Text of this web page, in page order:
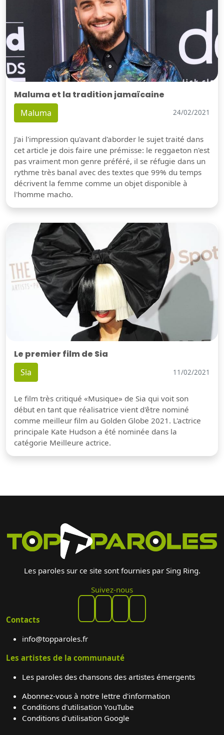
Maluma et la tradition jamaïcaine
Maluma 24/02/2021
J'ai l'impression qu'avant d'aborder le sujet traité dans
cet article je dois faire une prémisse: le reggaeton n'est
pas vraiment mon genre préféré, il se réfugie dans un
rythme très banal avec des textes que 99% du temps
décrivent la femme comme un objet disponible à
l'homme macho.
Le premier film de Sia
Sia 11/02/2021
Le film très critiqué «Musique» de Sia qui voit son
début en tant que réalisatrice vient d'être nominé
comme meilleur film au Golden Globe 2021. L'actrice
principale Kate Hudson a été nominée dans la
catégorie Meilleure actrice.
Les paroles sur ce site sont fournies par Sing Ring.
Suivez-nous
Contacts
info@topparoles.fr
Les artistes de la communauté
Les paroles des chansons des artistes émergents
Abonnez-vous à notre lettre d'information
Conditions d'utilisation YouTube
Conditions d'utilisation Google